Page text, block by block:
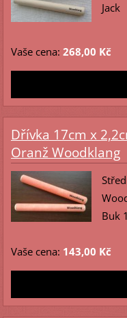
Vaše cena: 268,00 Kč
Dřívka 17cm x
Oranž Woodklang
Buk
Vaše cena: 143,00 Kč